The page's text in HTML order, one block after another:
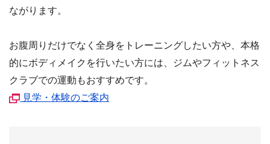
ながります。
お腹周りだけでなく全身をトレーニングしたい方や、本格
的にボディメイクを行いたい方には、ジムやフィットネス
クラブでの運動もおすすめです。
見学・体験のご案内